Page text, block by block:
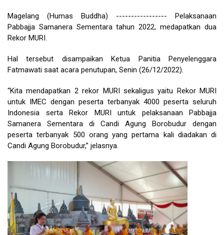
Magelang (Humas Buddha) ----------------- Pelaksanaan
Pabbajja Samanera Sementara tahun 2022, medapatkan dua
Rekor MURI.
Hal tersebut disampaikan Ketua Panitia Penyelenggara
Fatmawati saat acara penutupan, Senin (26/12/2022).
“Kita mendapatkan 2 rekor MURI sekaligus yaitu Rekor MURI
untuk IMEC dengan peserta terbanyak 4000 peserta seluruh
Indonesia serta Rekor MURI untuk pelaksanaan Pabbajja
Samanera Sementara di Candi Agung Borobudur dengan
peserta terbanyak 500 orang yang pertama kali diadakan di
Candi Agung Borobudur,” jelasnya.